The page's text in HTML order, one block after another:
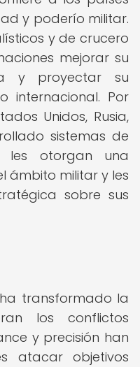
y poderío militar.
y de crucero
mejorar su
y proyectar su
internacional. Por
Unidos, Rusia,
sistemas de
les otorgan una
ámbito militar y les
sobre sus
transformado la
los conflictos
y precisión han
atacar objetivos